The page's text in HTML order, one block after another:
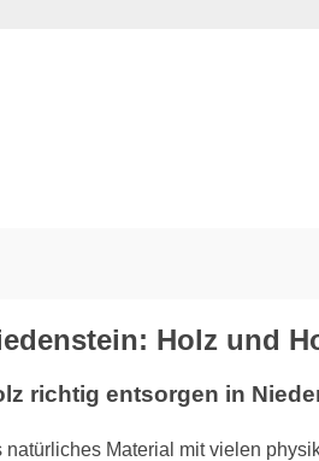
Holz und
richtig entsorgen in
natürliches Material mit vielen